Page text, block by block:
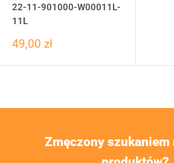
22-11-901000-W00011L-
11L
49,00 zł
Zmęczony szukaniem